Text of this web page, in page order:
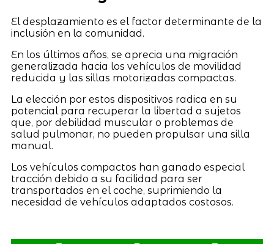
El desplazamiento es el factor determinante de la
inclusión en la comunidad.
En los últimos años, se aprecia una migración
generalizada hacia los vehículos de movilidad
reducida y las sillas motorizadas compactas.
La elección por estos dispositivos radica en su
potencial para recuperar la libertad a sujetos
que, por debilidad muscular o problemas de
salud pulmonar, no pueden propulsar una silla
manual.
Los vehículos compactos han ganado especial
tracción debido a su facilidad para ser
transportados en el coche, suprimiendo la
necesidad de vehículos adaptados costosos.